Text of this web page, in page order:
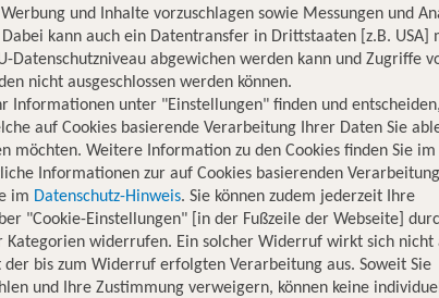
Hotelinformationen Lage Bewertungen
und Inhalte vorzuschlagen sowie Messungen und
kann auch ein Datentransfer in Drittstaaten [z.B. USA]
Datenschutzniveau abgewichen werden kann und Zugriffe
nicht ausgeschlossen werden können.
Informationen unter "Einstellungen" finden und
auf Cookies basierende Verarbeitung Ihrer Daten Sie
möchten. Weitere Information zu den Cookies finden Sie im
Informationen zur auf Cookies basierenden
im Datenschutz-Hinweis. Sie können zudem jederzeit Ihre
"Cookie-Einstellungen" [in der Fußzeile der Webseite]
Kategorien widerrufen. Ein solcher Widerruf wirkt sich nicht
der bis zum Widerruf erfolgten Verarbeitung aus. Soweit Sie
und Ihre Zustimmung verweigern, können keine